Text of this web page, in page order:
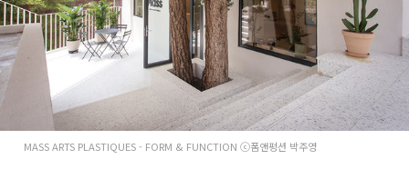
MASS ARTS PLASTIQUES - FORM & FUNCTION ⓒ폼앤펑션 박주영